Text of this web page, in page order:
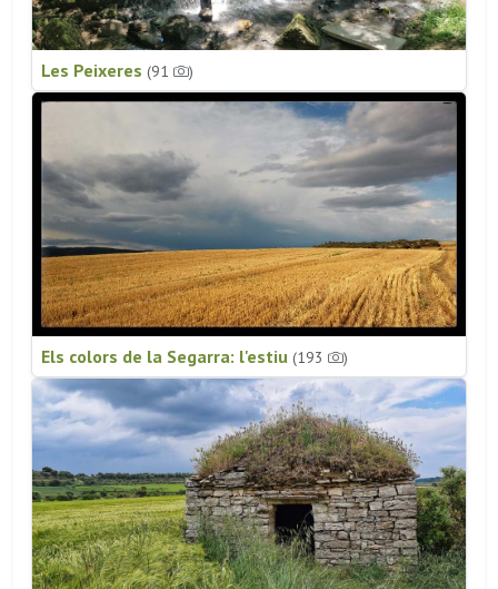
Les Peixeres (91 )
Els colors de la Segarra: l'estiu (193 )